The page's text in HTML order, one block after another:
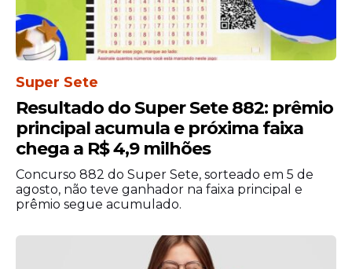
necessidade da administração. A seleção
terá validade de um ano a partir da
homologação do resultado, com
período.
Super Sete
Resultado do Super Sete 882: prêmio
principal acumula e próxima faixa
chega a R$ 4,9 milhões
Concurso 882 do Super Sete, sorteado em 5 de
agosto, não teve ganhador na faixa principal e
prêmio segue acumulado.